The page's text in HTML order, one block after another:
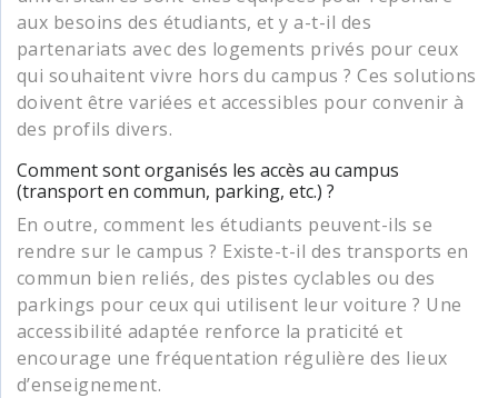
aux besoins des étudiants, et y a-t-il des
partenariats avec des logements privés pour ceux
qui souhaitent vivre hors du campus ? Ces solutions
doivent être variées et accessibles pour convenir à
des profils divers.
Comment sont organisés les accès au campus
(transport en commun, parking, etc.) ?
En outre, comment les étudiants peuvent-ils se
rendre sur le campus ? Existe-t-il des transports en
commun bien reliés, des pistes cyclables ou des
parkings pour ceux qui utilisent leur voiture ? Une
accessibilité adaptée renforce la praticité et
encourage une fréquentation régulière des lieux
d’enseignement.